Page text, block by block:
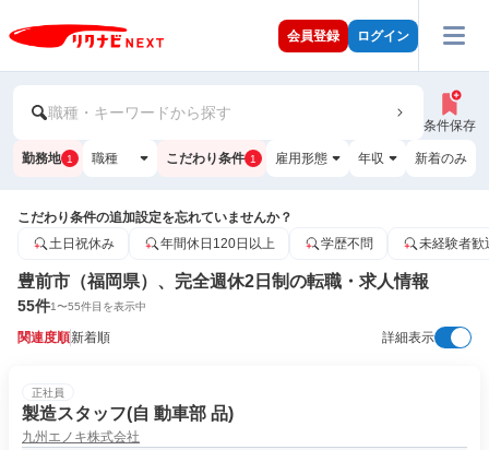
会員登録 ログイン
職種・キーワードから探す
条件保存
勤務地 1 職種 こだわり条件 1 雇用形態 年収 新着のみ
こだわり条件の追加設定を忘れていませんか？
土日祝休み
年間休日120日以上 学歴不問 未経験者歓
豊前市（福岡県）、完全週休2日制の転職・求人情報
55件1〜55件目を表示中
関連度順新着順 詳細表示
正社員
製造スタッフ(自 動車部 品)
九州エノキ株式会社